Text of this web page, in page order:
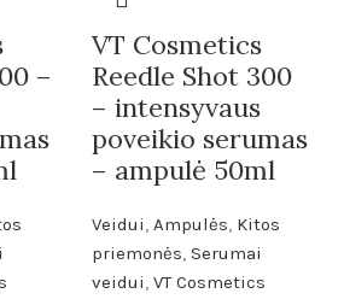
–
VT Cosmetics
Reedle Shot 300
– intensyvaus
poveikio serumas
– ampulė 50ml
Veidui, Ampulės, Kitos
priemonės, Serumai
veidui, VT Cosmetics